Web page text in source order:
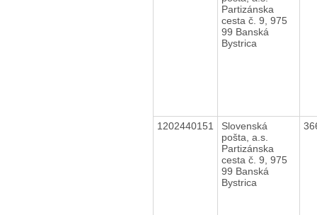
Partizánska
cesta č. 9, 975
99 Banská
Bystrica
1202440151
Slovenská
pošta, a.s.
Partizánska
cesta č. 9, 975
99 Banská
Bystrica